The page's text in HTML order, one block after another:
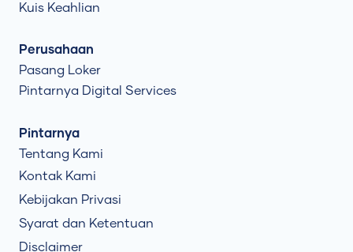
Kuis Keahlian
Perusahaan
Pasang Loker
Pintarnya Digital Services
Pintarnya
Tentang Kami
Kontak Kami
Kebijakan Privasi
Syarat dan Ketentuan
Disclaimer